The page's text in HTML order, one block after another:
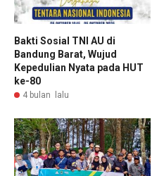
Bakti Sosial TNI AU di
Bandung Barat, Wujud
Kepedulian Nyata pada HUT
ke-80
4 bulan lalu